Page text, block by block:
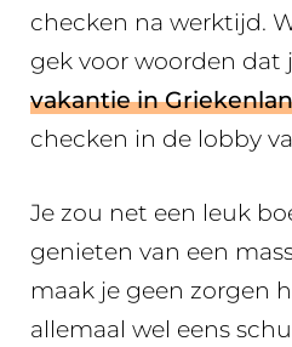
checken na werktijd.
gek voor woorden dat
vakantie in
checken in de lobby
Je zou net een leuk
genieten van een
maak je geen zorgen
allemaal wel eens